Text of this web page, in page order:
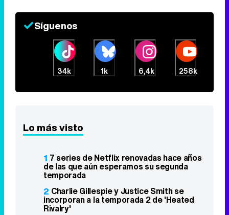
Síguenos
34k 1k 6,4k 258k
Lo más visto
1 7 series de Netflix renovadas hace años
de las que aún esperamos su segunda
temporada
2 Charlie Gillespie y Justice Smith se
incorporan a la temporada 2 de 'Heated
Rivalry'